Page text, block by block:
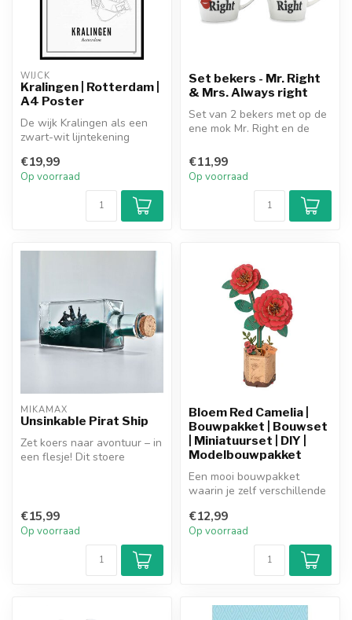
WIJCK
Kralingen | Rotterdam |
A4 Poster
De wijk Kralingen als een
zwart-wit lijntekening
papier....
€19,99
Op voorraad
Set bekers - Mr. Right
& Mrs. Always right
Set van 2 bekers met op de
ene mok Mr. Right en de
€11,99
Op voorraad
MIKAMAX
Unsinkable Pirat Ship
Zet koers naar avontuur – in
een flesje! Dit stoere
€15,99
Op voorraad
Bloem Red Camelia |
Bouwpakket | Bouwset
| Miniatuurset | DIY |
Modelbouwpakket
Een mooi bouwpakket
waarin je zelf verschillende
...
€12,99
Op voorraad